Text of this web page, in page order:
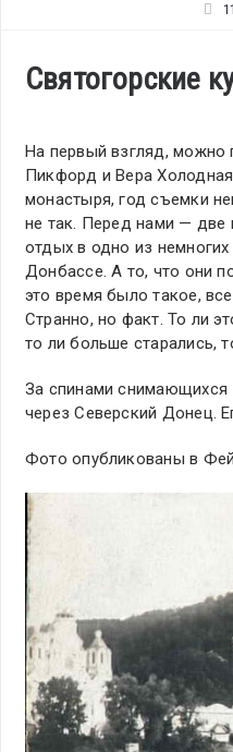
Святогорские
На первый взгляд, можно
Пикфорд и Вера
монастыря, год съемки
не так. Перед нами — две
отдых в одно из
Донбассе. А то, что они
это время было такое,
Странно, но факт. То ли
то ли больше старались,
За спинами
через Северский Донец.
Фото опубликованы в